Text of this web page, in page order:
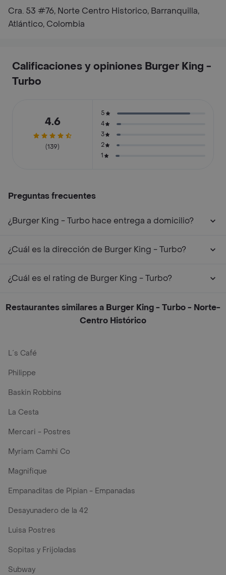
Cra. 53 #76, Norte Centro Historico, Barranquilla,
Atlántico, Colombia
Calificaciones y opiniones Burger King -
Turbo
4.6
(139)
5
4
3
2
1
Preguntas frecuentes
¿Burger King - Turbo hace entrega a domicilio?
¿Cuál es la dirección de Burger King - Turbo?
¿Cuál es el rating de Burger King - Turbo?
Restaurantes similares a Burger King - Turbo - Norte-
Centro Histórico
L´s Café
Philippe
Baskin Robbins
La Cesta
Mercari - Postres
Myriam Camhi Co
Magnifique
Empanaditas de Pipian - Empanadas
Desayunadero de la 42
Luisa Postres
Sopitas y Frijoladas
Subway